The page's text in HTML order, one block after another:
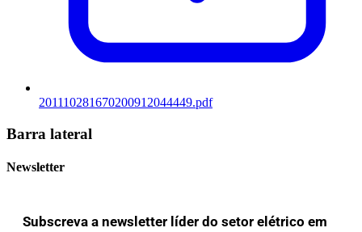
201110281670200912044449.pdf
Barra lateral
Newsletter
Subscreva a newsletter líder do setor elétrico em